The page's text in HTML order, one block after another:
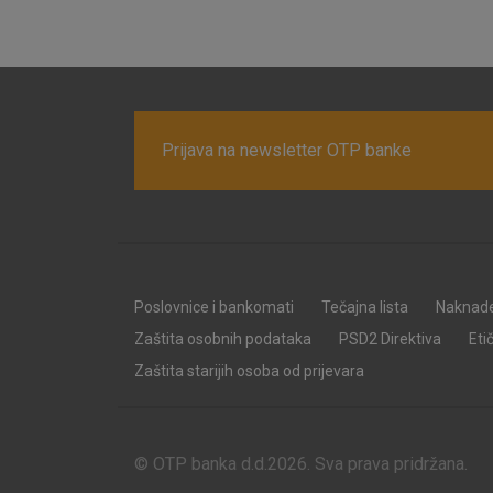
Prijava na newsletter OTP banke
Poslovnice i bankomati Tečajna lista
Zaštita osobnih podataka
PSD2 Direktiva
Zaštita starijih osoba od prijevara
© OTP banka d.d.2026. Sva prava pridržana.